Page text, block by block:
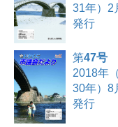
31年）2
発行
第47号
2018年
30年）8
発行